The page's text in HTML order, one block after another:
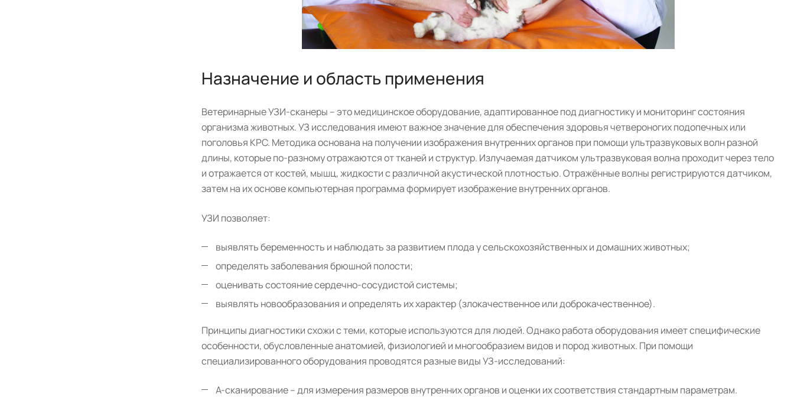
Назначение и область применения
Ветеринарные УЗИ-сканеры – это медицинское оборудование, адаптированное под диагностику и мониторинг состояния
организма животных. УЗ исследования имеют важное значение для обеспечения здоровья четвероногих подопечных или
поголовья КРС. Методика основана на получении изображения внутренних органов при помощи ультразвуковых волн разной
длины, которые по-разному отражаются от тканей и структур. Излучаемая датчиком ультразвуковая волна проходит через тело
и отражается от костей, мышц, жидкости с различной акустической плотностью. Отражённые волны регистрируются датчиком,
затем на их основе компьютерная программа формирует изображение внутренних органов.
УЗИ позволяет:
выявлять беременность и наблюдать за развитием плода у сельскохозяйственных и домашних животных;
определять заболевания брюшной полости;
оценивать состояние сердечно-сосудистой системы;
выявлять новообразования и определять их характер (злокачественное или доброкачественное).
Принципы диагностики схожи с теми, которые используются для людей. Однако работа оборудования имеет специфические
особенности, обусловленные анатомией, физиологией и многообразием видов и пород животных. При помощи
специализированного оборудования проводятся разные виды УЗ-исследований:
А-сканирование – для измерения размеров внутренних органов и оценки их соответствия стандартным параметрам.